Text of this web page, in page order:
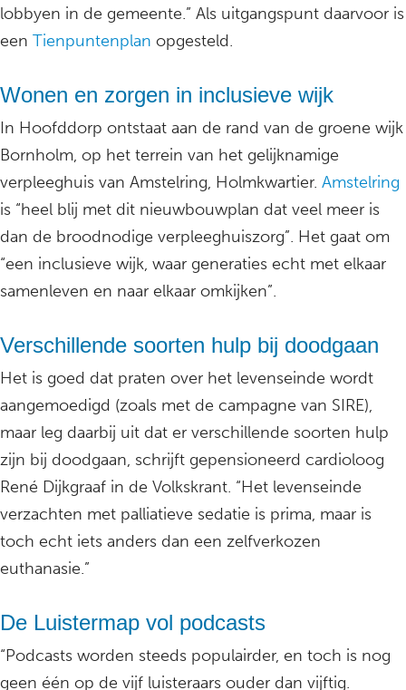
lobbyen in de gemeente.” Als uitgangspunt daarvoor is
een Tienpuntenplan opgesteld.
Wonen en zorgen in inclusieve wijk
In Hoofddorp ontstaat aan de rand van de groene wijk
Bornholm, op het terrein van het gelijknamige
verpleeghuis van Amstelring, Holmkwartier. Amstelring
is “heel blij met dit nieuwbouwplan dat veel meer is
dan de broodnodige verpleeghuiszorg”. Het gaat om
“een inclusieve wijk, waar generaties echt met elkaar
samenleven en naar elkaar omkijken”.
Verschillende soorten hulp bij doodgaan
Het is goed dat praten over het levenseinde wordt
aangemoedigd (zoals met de campagne van SIRE),
maar leg daarbij uit dat er verschillende soorten hulp
zijn bij doodgaan, schrijft gepensioneerd cardioloog
René Dijkgraaf in de Volkskrant. “Het levenseinde
verzachten met palliatieve sedatie is prima, maar is
toch echt iets anders dan een zelfverkozen
euthanasie.”
De Luistermap vol podcasts
“Podcasts worden steeds populairder, en toch is nog
geen één op de vijf luisteraars ouder dan vijftig.